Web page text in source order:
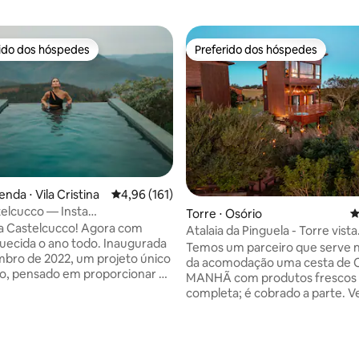
de 5, 147 avaliações
preferidos dos hóspedes
dos hóspedes
⋅ Vila Cristina 4,96 de uma avaliação média de 5, 161
4,96 (161)
— Insta
Castelcucco! Agora com
o ano todo. Inaugurada
de 2022, um projeto único
pensado em proporcionar o
Preferido dos hóspedes
Preferido dos hóspedes
Torre ⋅ Osório
Atalaia da Pinguela - Torre vista
panorâmica lagoa
Temos um parceiro que serve
da acomodação uma cesta de
MANHÃ com produtos frescos
completa; é cobrado a parte. Venha